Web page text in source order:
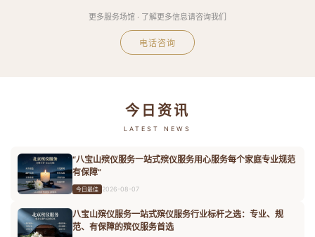
更多服务场馆 · 了解更多信息请咨询我们
电话咨询
今日资讯
LATEST NEWS
“八宝山殡仪服务一站式殡仪服务用心服务每个家庭专业规范
有保障”
今日最佳 2026-08-07
八宝山殡仪服务一站式殡仪服务行业标杆之选：专业、规
范、有保障的殡仪服务首选